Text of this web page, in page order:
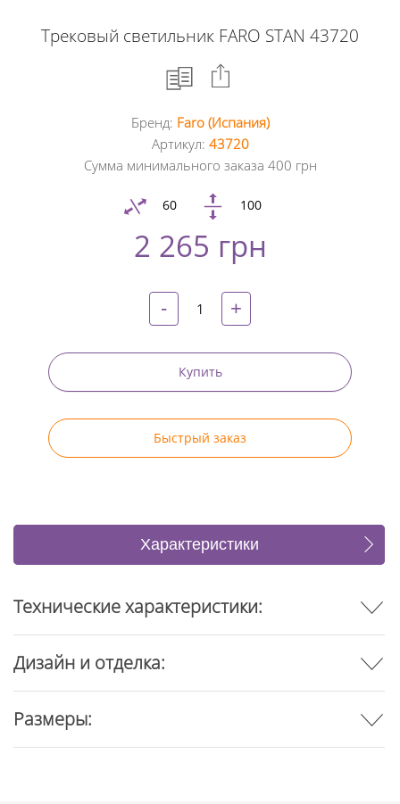
Трековый светильник FARO STAN 43720
Facebook
Twitter
Pinterest
Бренд: Faro (Испания)
Артикул: 43720
Сумма минимального заказа 400 грн
60 100
2 265 грн
- +
Купить
Быстрый заказ
Характеристики
Отзывы
Технические характеристики:
Дизайн и отделка:
Размеры: